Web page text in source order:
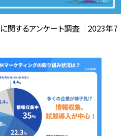
関するアンケート調査｜2023年7